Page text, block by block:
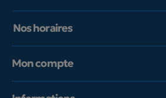
Nos horaires
Mon compte